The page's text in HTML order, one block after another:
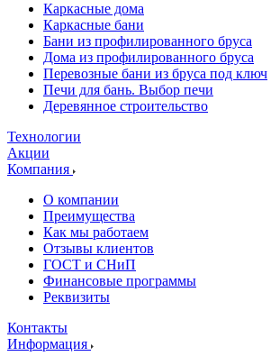
Каркасные дома
Каркасные бани
Бани из профилированного бруса
Дома из профилированного бруса
Перевозные бани из бруса под ключ
Печи для бань. Выбор печи
Деревянное строительство
Технологии
Акции
Компания
О компании
Преимущества
Как мы работаем
Отзывы клиентов
ГОСТ и СНиП
Финансовые программы
Реквизиты
Контакты
Информация